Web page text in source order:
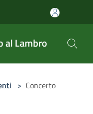
al Lambro
> Concerto